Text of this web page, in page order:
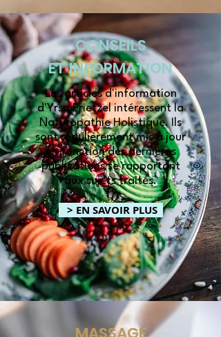
CONSEILS
ET INFORMATION
Les articles d'information
d'Yrsa Prietzel intéressent la
Naturopathie Holistique. Ils
sont régulièrement mis à jour
en fonction des dernières
publications se rapportant
aux sujets traités.
> EN SAVOIR PLUS